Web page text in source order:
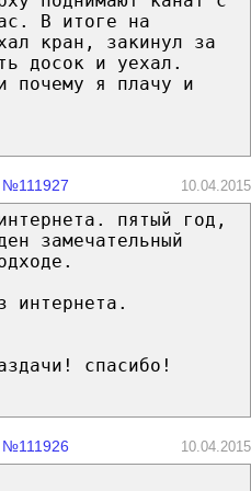
В итоге на
кран, закинул за
досок и уехал.
почему я плачу и
№111927 10.04.2015
пятый год,
замечательный
интернета.
спасибо!
№111926 10.04.2015